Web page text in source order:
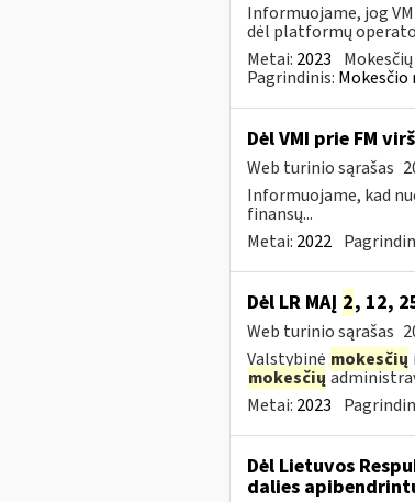
Informuojame, jog
dėl platformų
Metai: 2023
Pagrindinis: Mokesčio
Dėl VMI prie FM
Web turinio sąrašas
Informuojame, kad
finansų...
Metai: 2022
Dėl LR MAĮ 2, 12,
Web turinio sąrašas
Valstybinė mokesčių
mokesčių
Metai: 2023
Dėl Lietuvos
dalies